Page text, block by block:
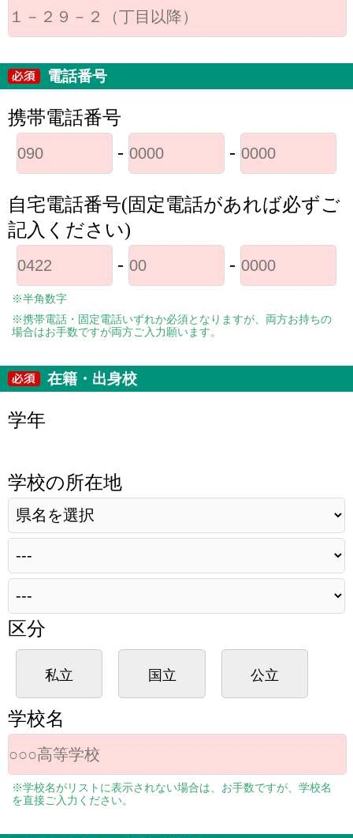
電話番号
携帯電話番号
-
-
自宅電話番号(固定電話があれば必ずご
記入ください)
-
-
※半角数字
※携帯電話・固定電話いずれか必須となりますが、両方お持ちの
場合はお手数ですが両方ご入力願います。
在籍・出身校
学年
学校の所在地
区分
私立 国立 公立
学校名
※学校名がリストに表示されない場合は、お手数ですが、学校名
を直接ご入力ください。